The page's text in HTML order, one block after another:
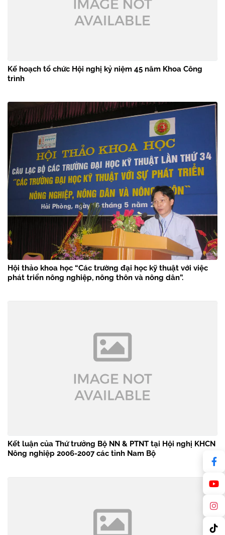
Kế hoạch tổ chức Hội nghị kỷ niệm 45 năm Khoa Công
trình
Hội thảo khoa học “Các trường đại học kỹ thuật với việc
phát triển nông nghiệp, nông thôn và nông dân”.
Kết luận của Thứ trưởng Bộ NN & PTNT tại Hội nghị KHCN
Nông nghiệp 2006-2007 các tỉnh Nam Bộ